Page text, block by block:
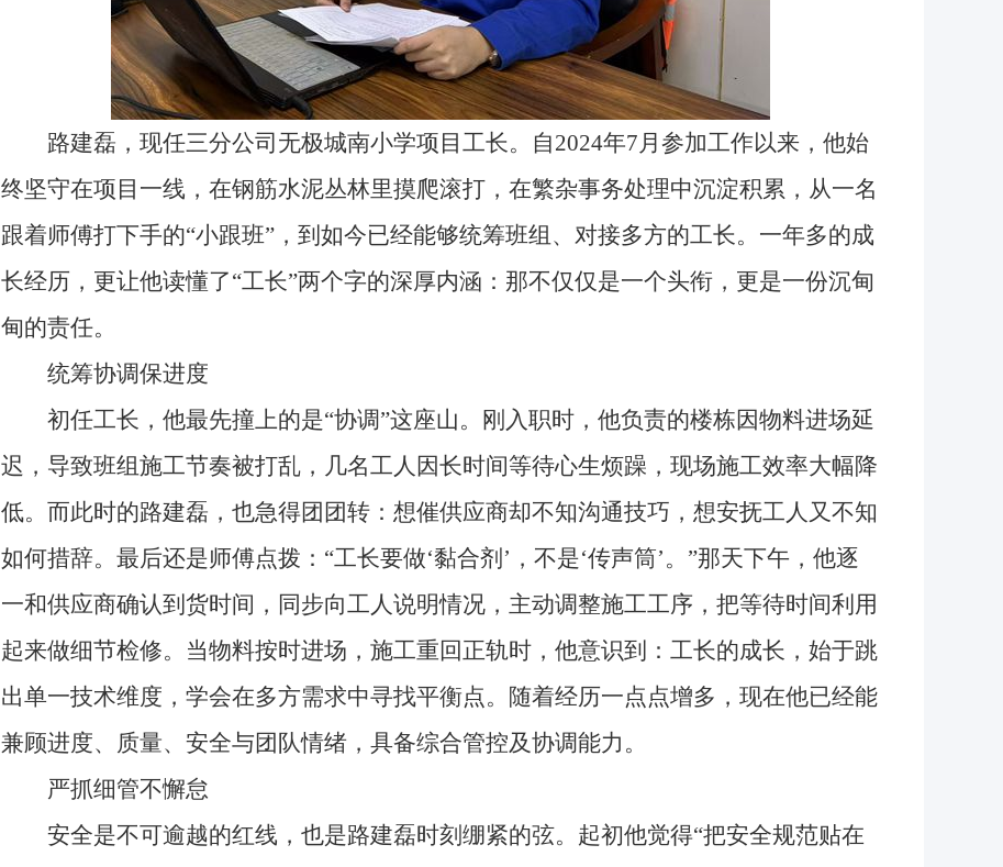
路建磊，现任三分公司无极城南小学项目工长。自2024年7月参加工作以来，他始
终坚守在项目一线，在钢筋水泥丛林里摸爬滚打，在繁杂事务处理中沉淀积累，从一名
跟着师傅打下手的“小跟班”，到如今已经能够统筹班组、对接多方的工长。一年多的成
长经历，更让他读懂了“工长”两个字的深厚内涵：那不仅仅是一个头衔，更是一份沉甸
甸的责任。
统筹协调保进度
初任工长，他最先撞上的是“协调”这座山。刚入职时，他负责的楼栋因物料进场延
迟，导致班组施工节奏被打乱，几名工人因长时间等待心生烦躁，现场施工效率大幅降
低。而此时的路建磊，也急得团团转：想催供应商却不知沟通技巧，想安抚工人又不知
如何措辞。最后还是师傅点拨：“工长要做‘黏合剂’，不是‘传声筒’。”那天下午，他逐
一和供应商确认到货时间，同步向工人说明情况，主动调整施工工序，把等待时间利用
起来做细节检修。当物料按时进场，施工重回正轨时，他意识到：工长的成长，始于跳
出单一技术维度，学会在多方需求中寻找平衡点。随着经历一点点增多，现在他已经能
兼顾进度、质量、安全与团队情绪，具备综合管控及协调能力。
严抓细管不懈怠
安全是不可逾越的红线，也是路建磊时刻绷紧的弦。起初他觉得“把安全规范贴在